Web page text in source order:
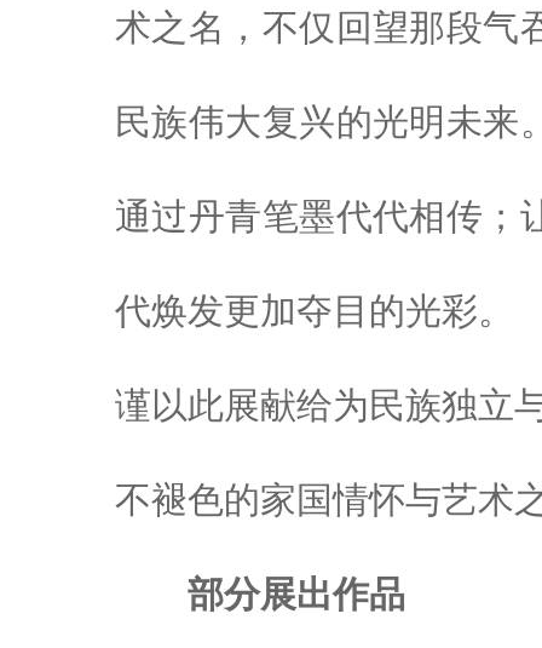
术之名，不仅回望那段气
民族伟大复兴的光明未来
通过丹青笔墨代代相传；
代焕发更加夺目的光彩。
谨以此展献给为民族独立
不褪色的家国情怀与艺术
部分展出作品